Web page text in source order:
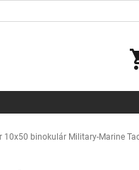
10x50 binokulár Military-Marine